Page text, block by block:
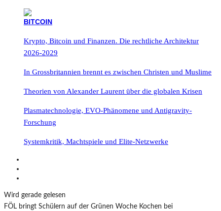
Krypto, Bitcoin und Finanzen. Die rechtliche Architektur
2026-2029
In Grossbritannien brennt es zwischen Christen und Muslime
Theorien von Alexander Laurent über die globalen Krisen
Plasmatechnologie, EVO-Phänomene und Antigravity-
Forschung
Systemkritik, Machtspiele und Elite-Netzwerke
Wird gerade gelesen
FÖL bringt Schülern auf der Grünen Woche Kochen bei